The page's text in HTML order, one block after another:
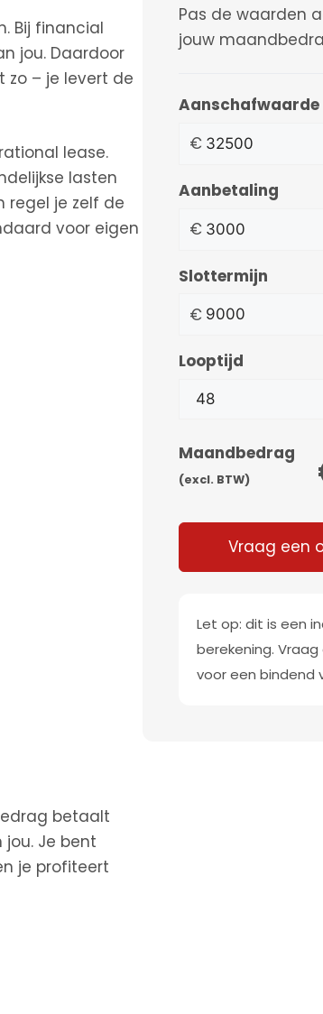
Bij financial
jou. Daardoor
zo – je levert de
lease.
lasten
regel je zelf de
voor eigen
betaalt
Je bent
je profiteert
Pas de waarden
jouw
Aanschafwaarde
€
Aanbetaling
€
Slottermijn
€
Looptijd
Maandbedrag
(excl. BTW)
Vraag een
Let op: dit is een
berekening.
voor een bindend